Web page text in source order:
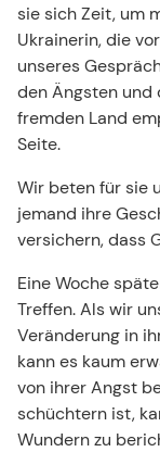
sie sich Zeit, um
Ukrainerin, die
unseres
den Ängsten und
fremden Land
Seite.
Wir beten für sie
jemand ihre
versichern, dass
Eine Woche
Treffen. Als wir
Veränderung in
kann es kaum
von ihrer Angst
schüchtern ist,
Wundern zu